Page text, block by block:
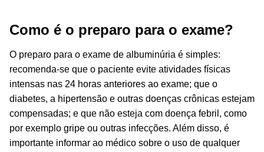
Como é o preparo para o exame?
O preparo para o exame de albuminúria é simples:
recomenda-se que o paciente evite atividades físicas
intensas nas 24 horas anteriores ao exame; que o
diabetes, a hipertensão e outras doenças crônicas estejam
compensadas; e que não esteja com doença febril, como
por exemplo gripe ou outras infecções. Além disso, é
importante informar ao médico sobre o uso de qualquer